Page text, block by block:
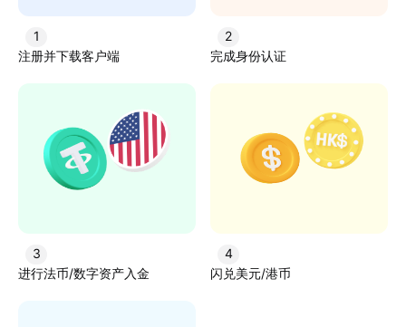
1
注册并下载客户端
2
完成身份认证
3
进行法币/数字资产入金
4
闪兑美元/港币